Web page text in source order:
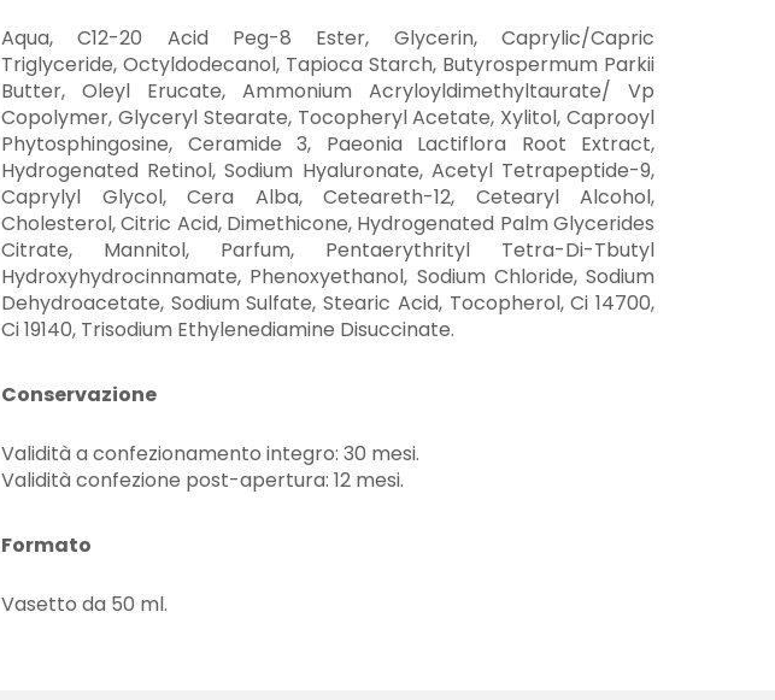
Aqua, C12-20 Acid Peg-8 Ester, Glycerin, Caprylic/Capric
Triglyceride, Octyldodecanol, Tapioca Starch, Butyrospermum Parkii
Butter, Oleyl Erucate, Ammonium Acryloyldimethyltaurate/ Vp
Copolymer, Glyceryl Stearate, Tocopheryl Acetate, Xylitol, Caprooyl
Phytosphingosine, Ceramide 3, Paeonia Lactiflora Root Extract,
Hydrogenated Retinol, Sodium Hyaluronate, Acetyl Tetrapeptide-9,
Caprylyl Glycol, Cera Alba, Ceteareth-12, Cetearyl Alcohol,
Cholesterol, Citric Acid, Dimethicone, Hydrogenated Palm Glycerides
Citrate, Mannitol, Parfum, Pentaerythrityl Tetra-Di-Tbutyl
Hydroxyhydrocinnamate, Phenoxyethanol, Sodium Chloride, Sodium
Dehydroacetate, Sodium Sulfate, Stearic Acid, Tocopherol, Ci 14700,
Ci 19140, Trisodium Ethylenediamine Disuccinate.
Conservazione
Validità a confezionamento integro: 30 mesi.
Validità confezione post-apertura: 12 mesi.
Formato
Vasetto da 50 ml.